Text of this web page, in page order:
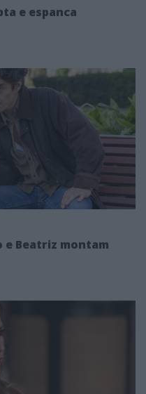
e espanca
e Beatriz montam